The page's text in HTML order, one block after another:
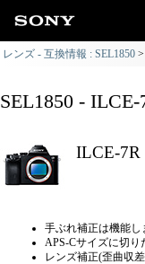
レンズ - 互換情報 : SEL1850
SEL1850 -
ILCE-7R
手ぶれ補正は機能し
APS-Cサイズに切り
レンズ補正(歪曲収